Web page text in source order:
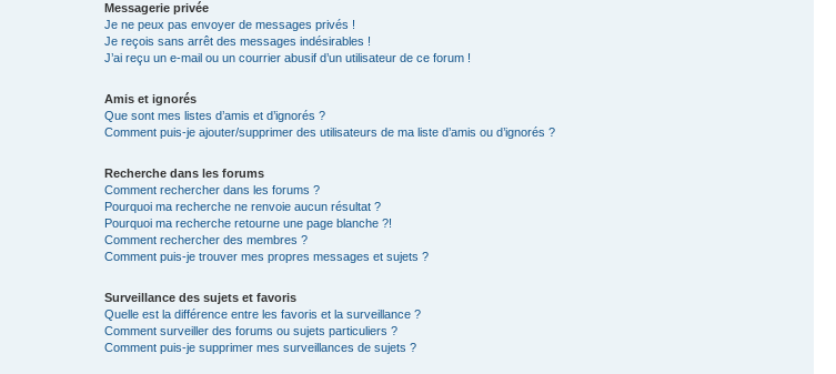
Messagerie privée
Je ne peux pas envoyer de messages privés !
Je reçois sans arrêt des messages indésirables !
J’ai reçu un e-mail ou un courrier abusif d’un utilisateur de ce forum !
Amis et ignorés
Que sont mes listes d’amis et d’ignorés ?
Comment puis-je ajouter/supprimer des utilisateurs de ma liste d’amis ou d’ignorés ?
Recherche dans les forums
Comment rechercher dans les forums ?
Pourquoi ma recherche ne renvoie aucun résultat ?
Pourquoi ma recherche retourne une page blanche ?!
Comment rechercher des membres ?
Comment puis-je trouver mes propres messages et sujets ?
Surveillance des sujets et favoris
Quelle est la différence entre les favoris et la surveillance ?
Comment surveiller des forums ou sujets particuliers ?
Comment puis-je supprimer mes surveillances de sujets ?